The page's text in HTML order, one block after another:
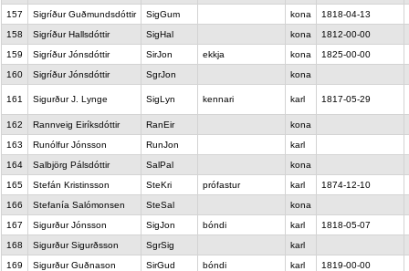
157
Sigríður Guðmundsdóttir SigGum kona
1818-04-13
158
Sigríður Hallsdóttir SigHal kona
1812-00-00
159
Sigríður Jónsdóttir SirJon ekkja kona
1825-00-00
160
Sigríður Jónsdóttir SgrJon kona
161 Sigurður J. Lynge SigLyn kennari karl 1817-05-29
162 Rannveig Eiríksdóttir RanEir
kona
163
Runólfur Jónsson RunJon
karl
164
Salbjörg Pálsdóttir SalPal
kona
165
Stefán Kristinsson SteKri prófastur karl
1874-12-10
166
Stefanía Salómonsen SteSal
kona
167
Sigurður Jónsson SigJon bóndi karl
1818-05-07
168
Sigurður Sigurðsson SgrSig
karl
169
Sigurður Guðnason SirGud bóndi karl
1819-00-00